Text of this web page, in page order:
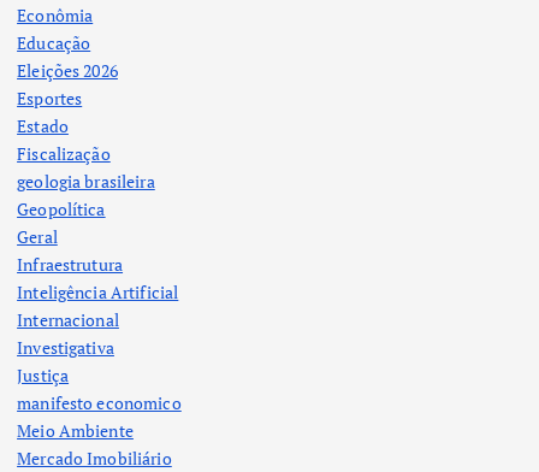
Econômia
Educação
Eleições 2026
Esportes
Estado
Fiscalização
geologia brasileira
Geopolítica
Geral
Infraestrutura
Inteligência Artificial
Internacional
Investigativa
Justiça
manifesto economico
Meio Ambiente
Mercado Imobiliário